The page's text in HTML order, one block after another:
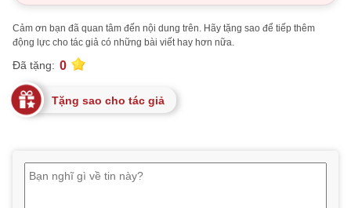
Cảm ơn bạn đã quan tâm đến nội dung trên. Hãy tặng sao để tiếp thêm
động lực cho tác giả có những bài viết hay hơn nữa.
Đã tặng: 0
Tặng sao cho tác giả